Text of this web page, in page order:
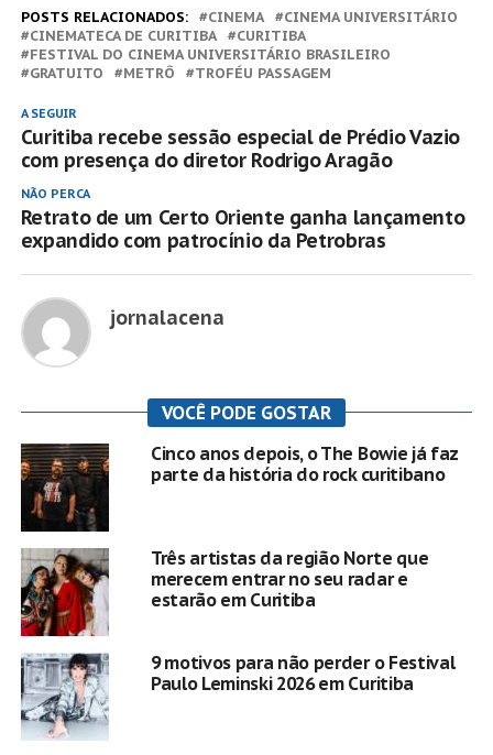
POSTS RELACIONADOS: CINEMA
CINEMA UNIVERSITÁRIO
CINEMATECA DE CURITIBA
CURITIBA
FESTIVAL DO CINEMA UNIVERSITÁRIO BRASILEIRO
GRATUITO
METRÔ TROFÉU PASSAGEM
A SEGUIR
Curitiba recebe sessão especial de Prédio Vazio
com presença do diretor Rodrigo Aragão
NÃO PERCA
Retrato de um Certo Oriente ganha lançamento
expandido com patrocínio da Petrobras
jornalacena
VOCÊ PODE GOSTAR
Cinco anos depois, o The Bowie já faz
parte da história do rock curitibano
Três artistas da região Norte que
merecem entrar no seu radar e
estarão em Curitiba
9 motivos para não perder o Festival
Paulo Leminski 2026 em Curitiba